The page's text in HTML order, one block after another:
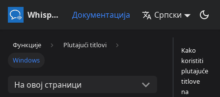
Whisperr Документација Српски
Функције
Plutajući titlovi
Windows
На овој страници
Kako
koristiti
plutajuće
titlove
na